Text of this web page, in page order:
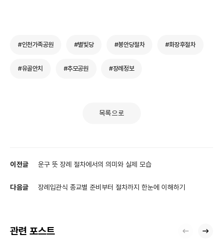
#인천가족공원 #별빛당 #봉안당절차 #화장후절차
#유골안치 #추모공원 #장례정보
목록으로
이전글 운구 뜻 장례 절차에서의 의미와 실제 모습
다음글 장례입관식 종교별 준비부터 절차까지 한눈에 이해하기
관련 포스트